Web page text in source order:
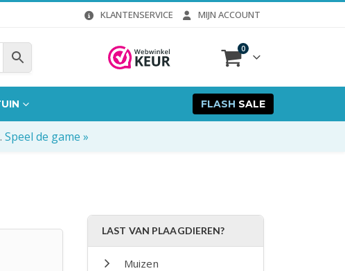
KLANTENSERVICE MIJN ACCOUNT
0
FLASH SALE
Speel de game »
LAST VAN PLAAGDIEREN?
Muizen